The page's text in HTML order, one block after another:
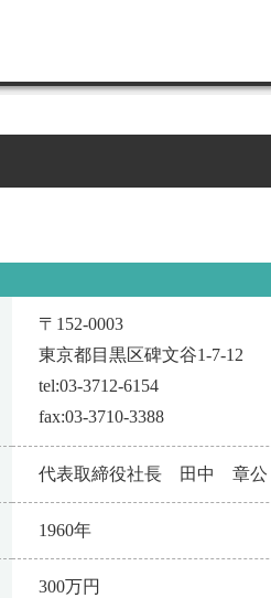
〒152-0003
東京都目黒区碑文谷1-7-12
tel:03-3712-6154
fax:03-3710-3388
代表取締役社長 田中 章公
1960年
300万円